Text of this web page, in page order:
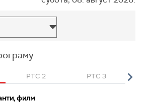
РТС 2 РТС 3
филм